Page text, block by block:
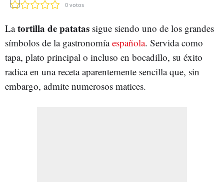
0 votos
Latortilla de patatas sigue siendo uno de los grandes
símbolos de la gastronomíaespañola. Servida como
tapa, plato principal o incluso en bocadillo, su éxito
radica en una receta aparentemente sencilla que, sin
embargo, admite numerosos matices.